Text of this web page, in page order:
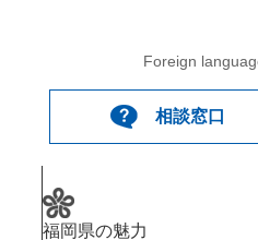
Foreign
相談窓口
福岡県の魅力